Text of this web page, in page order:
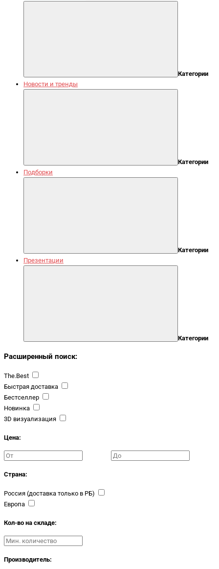
Категории
Новости и тренды
Категории
Подборки
Категории
Презентации
Категории
Расширенный поиск:
The.Best
Быстрая доставка
Бестселлер
Новинка
3D визуализация
Цена:
Страна:
Россия (доставка только в РБ)
Европа
Кол-во на складе:
Производитель: